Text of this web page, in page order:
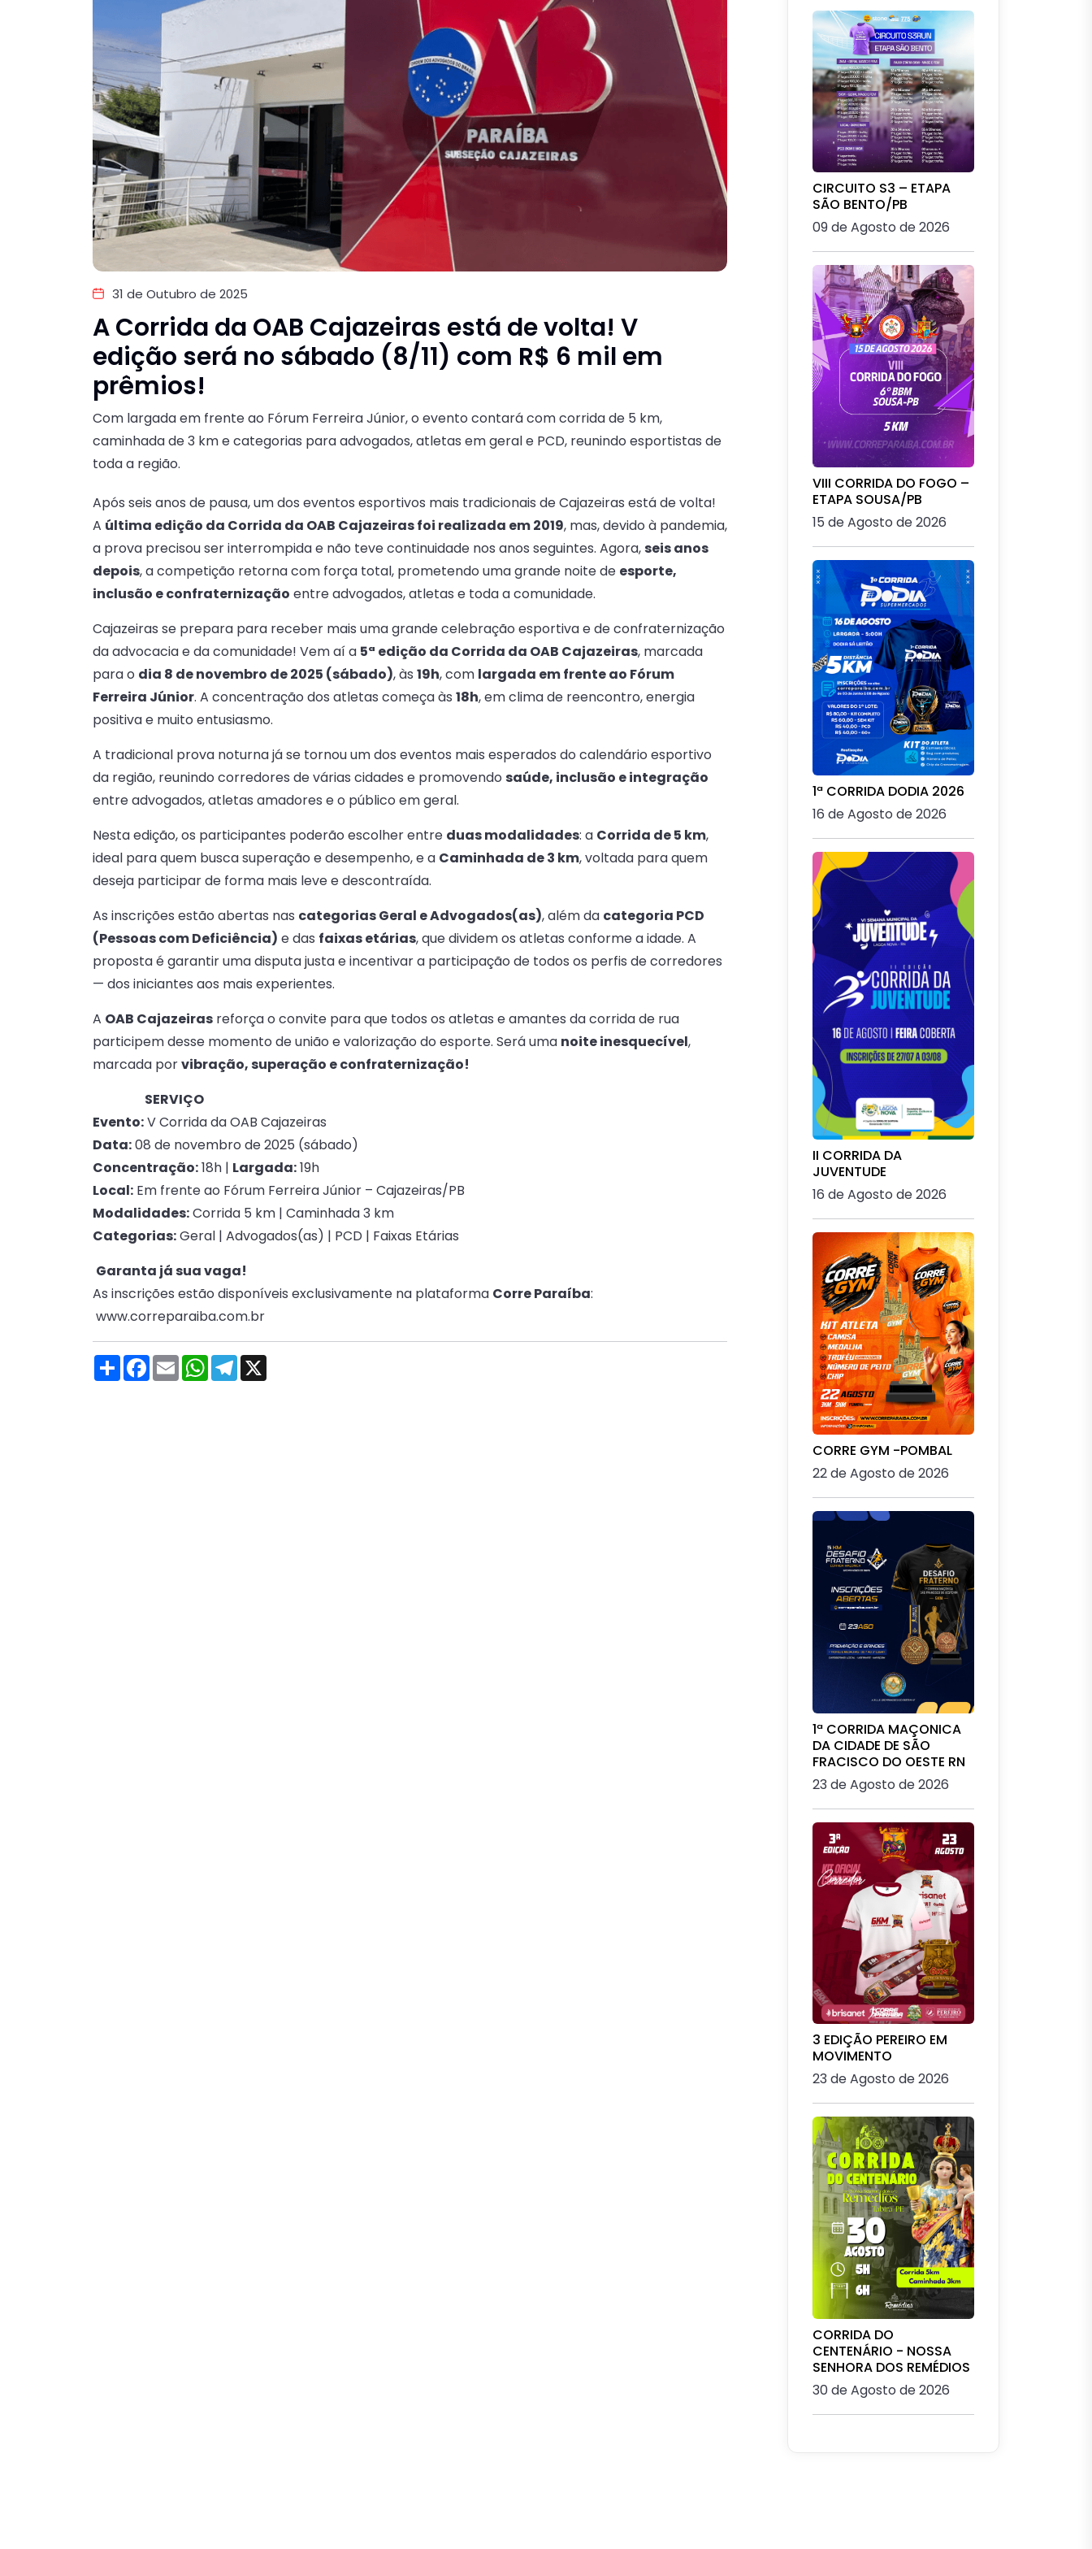
31 de Outubro de 2025
A Corrida da OAB Cajazeiras está de volta! V
edição será no sábado (8/11) com R$ 6 mil em
prêmios!
Com largada em frente ao Fórum Ferreira Júnior, o evento contará com corrida de 5 km,
caminhada de 3 km e categorias para advogados, atletas em geral e PCD, reunindo esportistas de
toda a região.
Após seis anos de pausa, um dos eventos esportivos mais tradicionais de Cajazeiras está de volta!
A última edição da Corrida da OAB Cajazeiras foi realizada em 2019, mas, devido à pandemia,
a prova precisou ser interrompida e não teve continuidade nos anos seguintes. Agora, seis anos
depois, a competição retorna com força total, prometendo uma grande noite de esporte,
inclusão e confraternização entre advogados, atletas e toda a comunidade.
Cajazeiras se prepara para receber mais uma grande celebração esportiva e de confraternização
da advocacia e da comunidade! Vem aí a 5ª edição da Corrida da OAB Cajazeiras, marcada
para o dia 8 de novembro de 2025 (sábado), às 19h, com largada em frente ao Fórum
Ferreira Júnior. A concentração dos atletas começa às 18h, em clima de reencontro, energia
positiva e muito entusiasmo.
A tradicional prova noturna já se tornou um dos eventos mais esperados do calendário esportivo
da região, reunindo corredores de várias cidades e promovendo saúde, inclusão e integração
entre advogados, atletas amadores e o público em geral.
Nesta edição, os participantes poderão escolher entre duas modalidades: a Corrida de 5 km,
ideal para quem busca superação e desempenho, e a Caminhada de 3 km, voltada para quem
deseja participar de forma mais leve e descontraída.
As inscrições estão abertas nas categorias Geral e Advogados(as), além da categoria PCD
(Pessoas com Deficiência) e das faixas etárias, que dividem os atletas conforme a idade. A
proposta é garantir uma disputa justa e incentivar a participação de todos os perfis de corredores
— dos iniciantes aos mais experientes.
A OAB Cajazeiras reforça o convite para que todos os atletas e amantes da corrida de rua
participem desse momento de união e valorização do esporte. Será uma noite inesquecível,
marcada porvibração, superação e confraternização!
SERVIÇO
Evento:V Corrida da OAB Cajazeiras
Data:08 de novembro de 2025 (sábado)
Concentração:18h | Largada:19h
Local: Em frente ao Fórum Ferreira Júnior – Cajazeiras/PB
Modalidades:Corrida 5 km | Caminhada 3 km
Categorias:Geral | Advogados(as) | PCD | Faixas Etárias
Garanta já sua vaga!
As inscrições estão disponíveis exclusivamente na plataforma Corre Paraíba:
www.correparaiba.com.br
Compartilhar
Facebook
EmailWhatsAppTelegram
CIRCUITO S3 – ETAPA
SÃO BENTO/PB
09 de Agosto de 2026
VIII CORRIDA DO FOGO –
ETAPA SOUSA/PB
15 de Agosto de 2026
1ª CORRIDA DODIA 2026
16 de Agosto de 2026
II CORRIDA DA
JUVENTUDE
16 de Agosto de 2026
CORRE GYM -POMBAL
22 de Agosto de 2026
1ª CORRIDA MAÇONICA
DA CIDADE DE SÃO
FRACISCO DO OESTE RN
23 de Agosto de 2026
3 EDIÇÃO PEREIRO EM
MOVIMENTO
23 de Agosto de 2026
CORRIDA DO
CENTENÁRIO - NOSSA
SENHORA DOS REMÉDIOS
30 de Agosto de 2026